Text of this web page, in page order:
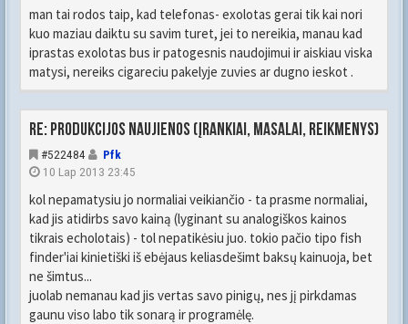
man tai rodos taip, kad telefonas- exolotas gerai tik kai nori
kuo maziau daiktu su savim turet, jei to nereikia, manau kad
iprastas exolotas bus ir patogesnis naudojimui ir aiskiau viska
matysi, nereiks cigareciu pakelyje zuvies ar dugno ieskot .
Re: Produkcijos naujienos (įrankiai, masalai, reikmenys)
#522484
Pfk
10 Lap 2013 23:45
kol nepamatysiu jo normaliai veikiančio - ta prasme normaliai,
kad jis atidirbs savo kainą (lyginant su analogiškos kainos
tikrais echolotais) - tol nepatikėsiu juo. tokio pačio tipo fish
finder'iai kinietiški iš ebėjaus keliasdešimt baksų kainuoja, bet
ne šimtus...
juolab nemanau kad jis vertas savo pinigų, nes jį pirkdamas
gaunu viso labo tik sonarą ir programėlę.